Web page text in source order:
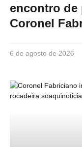
encontro de
Coronel
6 de agosto de 2026